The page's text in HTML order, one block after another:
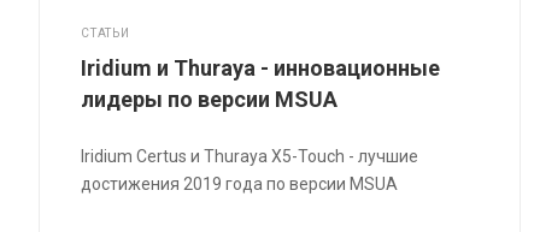
СТАТЬИ
Iridium и Thuraya - инновационные
лидеры по версии MSUA
Iridium Certus и Thuraya X5-Touch - лучшие
достижения 2019 года по версии MSUA